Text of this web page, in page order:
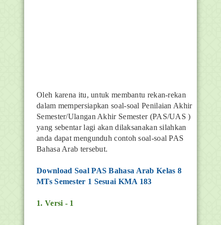
Oleh karena itu, untuk membantu rekan-rekan
dalam mempersiapkan soal-soal Penilaian Akhir
Semester/Ulangan Akhir Semester (PAS/UAS )
yang sebentar lagi akan dilaksanakan silahkan
anda dapat mengunduh contoh soal-soal PAS
Bahasa Arab tersebut.
Download Soal PAS Bahasa Arab Kelas 8
MTs Semester 1 Sesuai KMA 183
1. Versi - 1